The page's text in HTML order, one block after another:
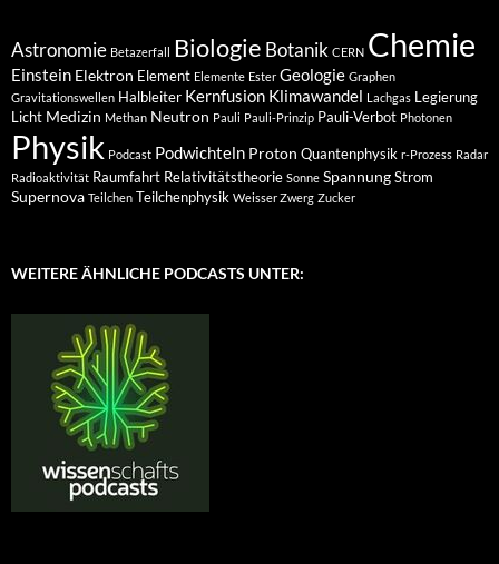
Astronomie Betazerfall Biologie Botanik CERN Chemie
Einstein Elektron Element Elemente Ester Geologie Graphen
Gravitationswellen Halbleiter Kernfusion Klimawandel Lachgas Legierung
Licht Medizin Methan Neutron Pauli Pauli-Prinzip Pauli-Verbot Photonen
Physik Podcast Podwichteln Proton Quantenphysik r-Prozess Radar
Radioaktivität Raumfahrt Relativitätstheorie Sonne Spannung Strom
Supernova Teilchen Teilchenphysik Weisser Zwerg Zucker
WEITERE ÄHNLICHE PODCASTS UNTER: